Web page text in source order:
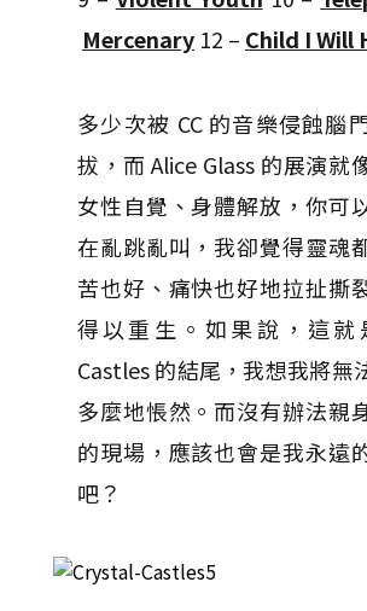
Mercenary 12 – Child I Will
多少次被 CC 的音樂侵蝕腦
拔，而 Alice Glass 的展演就
女性自覺、身體解放，你可
在亂跳亂叫，我卻覺得靈魂
苦也好、痛快也好地拉扯撕
得以重生。如果說，這就
Castles 的結尾，我想我將無
多麼地悵然。而沒有辦法親
的現場，應該也會是我永遠
吧？